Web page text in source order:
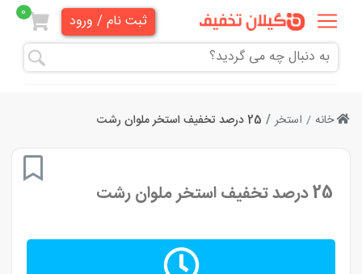
ثبت نام / ورود 0
همه
تخفیف
هنری و
خانه استخر 25 درصد تخفیف استخر ملوان رشت
25 درصد تخفیف استخر ملوان رشت